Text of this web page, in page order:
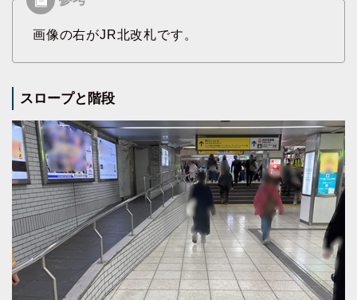
画像の右がJR北改札です。
スロープと階段